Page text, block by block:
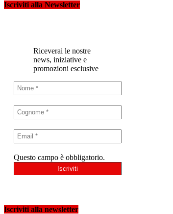
Iscriviti alla Newsletter
Riceverai le nostre
news, iniziative e
promozioni esclusive
Questo campo è obbligatorio.
Iscriviti alla newsletter